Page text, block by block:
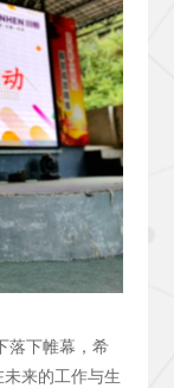
落下帷幕，希
未来的工作与生